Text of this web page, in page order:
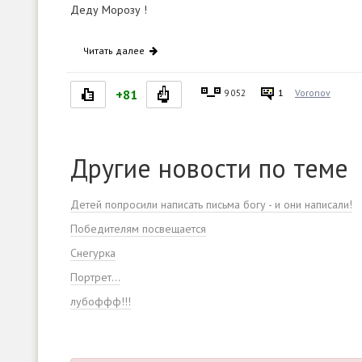
Деду Морозу !
Читать далее
+81 9 052 1 Voronov
Другие новости по теме
Детей попросили написать письма богу - и они написали!
Победителям посвещается
Снегурка
Портрет...
лубоффф!!!